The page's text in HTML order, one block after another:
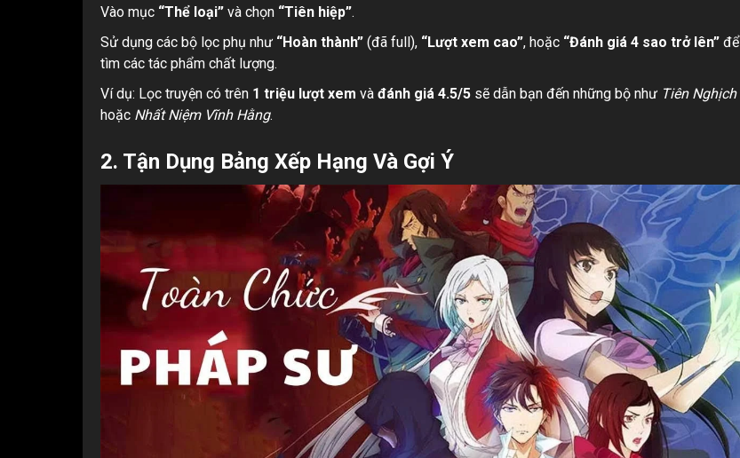
Vào mục “Thể loại” và chọn “Tiên hiệp”.
Sử dụng các bộ lọc phụ như “Hoàn thành” (đã full), “Lượt xem cao”, hoặc “Đánh giá 4 sao trở lên” để
tìm các tác phẩm chất lượng.
Ví dụ: Lọc truyện có trên 1 triệu lượt xem và đánh giá 4.5/5 sẽ dẫn bạn đến những bộ như Tiên Nghịch
hoặc Nhất Niệm Vĩnh Hằng.
2. Tận Dụng Bảng Xếp Hạng Và Gợi Ý